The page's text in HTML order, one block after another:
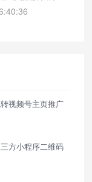
了传统方式的痛
视频号主页推广
方小程序二维码